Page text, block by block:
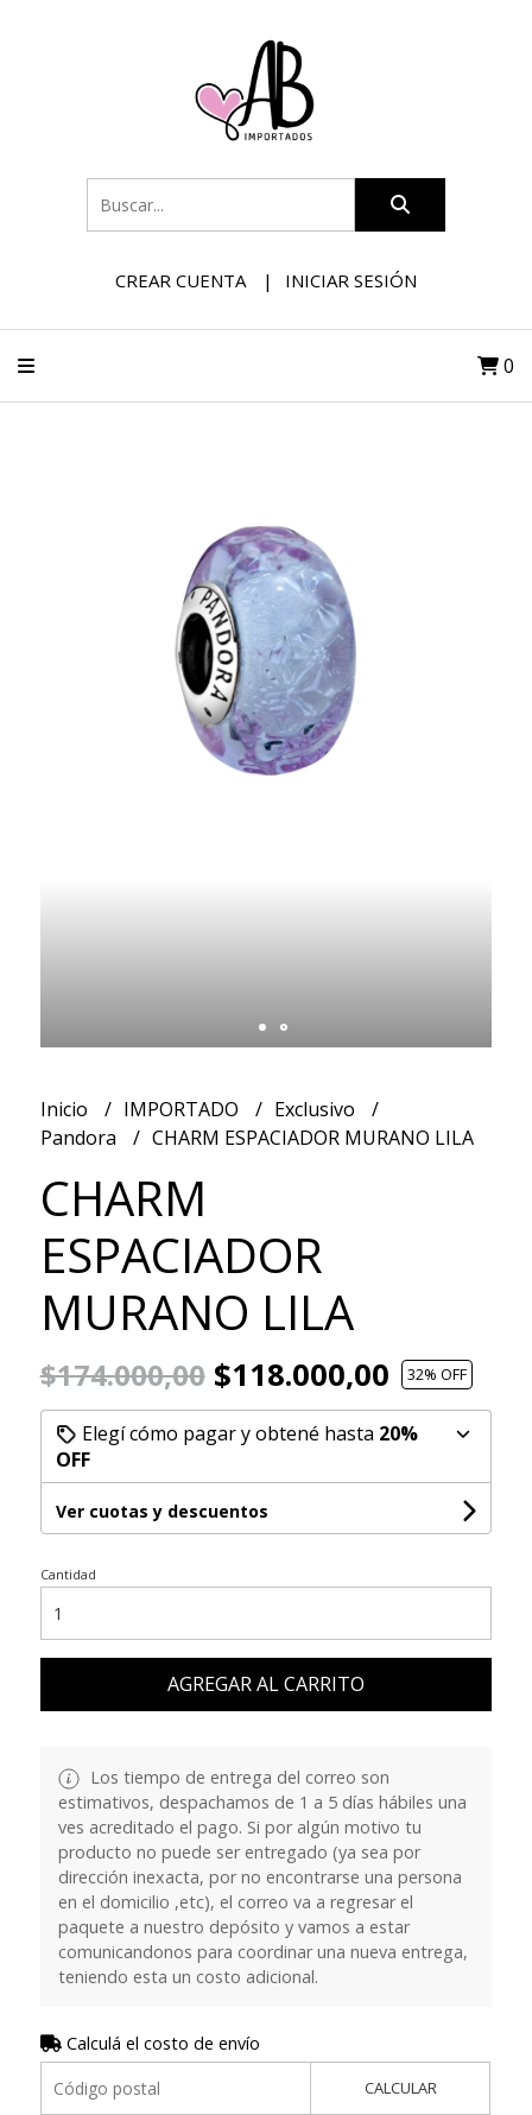
CREAR CUENTA INICIAR SESIÓN
0
Inicio IMPORTADO
Exclusivo
Pandora
CHARM ESPACIADOR MURANO LILA
CHARM
ESPACIADOR
MURANO LILA
$174.000,00$118.000,00 32% OFF
Elegí cómo pagar y obtené hasta 20%
OFF
Ver cuotas y descuentos
Cantidad
AGREGAR AL CARRITO
Los tiempo de entrega del correo son
estimativos, despachamos de 1 a 5 días hábiles una
ves acreditado el pago. Si por algún motivo tu
producto no puede ser entregado (ya sea por
dirección inexacta, por no encontrarse una persona
en el domicilio ,etc), el correo va a regresar el
paquete a nuestro depósito y vamos a estar
comunicandonos para coordinar una nueva entrega,
teniendo esta un costo adicional.
Calculá el costo de envío
CALCULAR